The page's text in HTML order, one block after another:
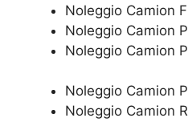
Noleggio Camion
Noleggio Camion
Noleggio Camion
Noleggio Camion
Noleggio Camion